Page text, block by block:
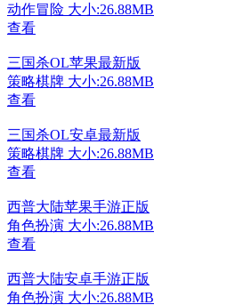
动作冒险 大小:26.88MB
查看
三国杀OL苹果最新版
策略棋牌 大小:26.88MB
查看
三国杀OL安卓最新版
策略棋牌 大小:26.88MB
查看
西普大陆苹果手游正版
角色扮演 大小:26.88MB
查看
西普大陆安卓手游正版
角色扮演 大小:26.88MB